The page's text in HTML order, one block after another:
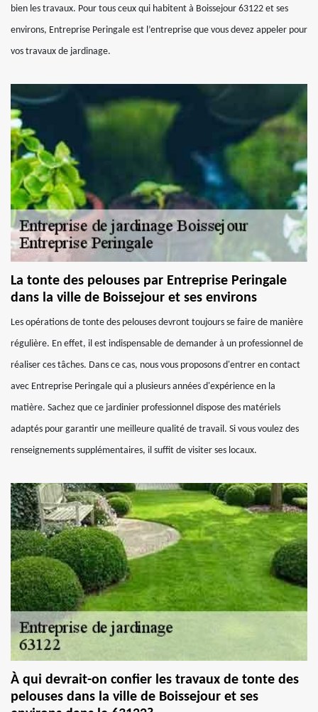
bien les travaux. Pour tous ceux qui habitent à Boissejour 63122 et ses
environs, Entreprise Peringale est l’entreprise que vous devez appeler pour
vos travaux de jardinage.
La tonte des pelouses par Entreprise Peringale
dans la ville de Boissejour et ses environs
Les opérations de tonte des pelouses devront toujours se faire de manière
régulière. En effet, il est indispensable de demander à un professionnel de
réaliser ces tâches. Dans ce cas, nous vous proposons d'entrer en contact
avec Entreprise Peringale qui a plusieurs années d'expérience en la
matière. Sachez que ce jardinier professionnel dispose des matériels
adaptés pour garantir une meilleure qualité de travail. Si vous voulez des
renseignements supplémentaires, il suffit de visiter ses locaux.
À qui devrait-on confier les travaux de tonte des
pelouses dans la ville de Boissejour et ses